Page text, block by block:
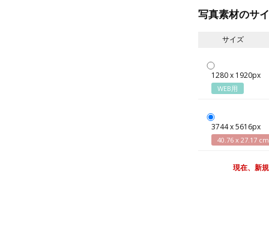
写真素材のサ
サイズ
1280 x 1920px
WEB用
3744 x 5616px
40.76 x 27.17
現在、新